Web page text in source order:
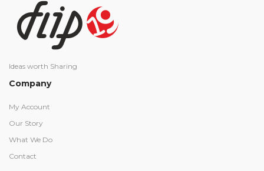
Ideas worth Sharing
Company
My Account
Our Story
What We Do
Contact